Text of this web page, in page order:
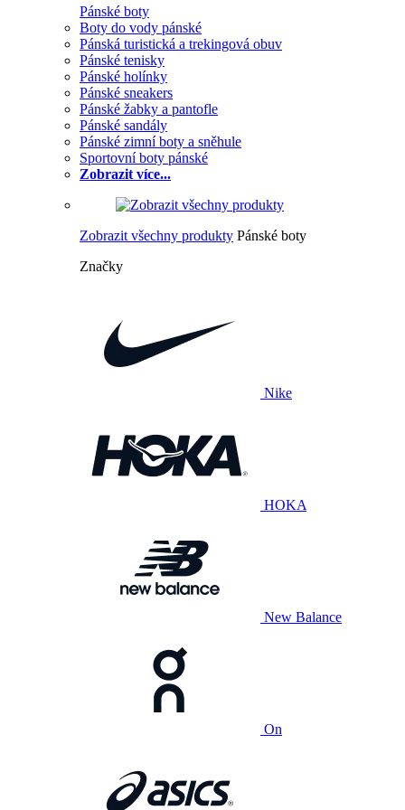
Pánské boty
Boty do vody pánské
Pánská turistická a trekingová obuv
Pánské tenisky
Pánské holínky
Pánské sneakers
Pánské žabky a pantofle
Pánské sandály
Pánské zimní boty a sněhule
Sportovní boty pánské
Zobrazit více...
Zobrazit všechny produkty Pánské boty
Značky
Nike
HOKA
New Balance
On